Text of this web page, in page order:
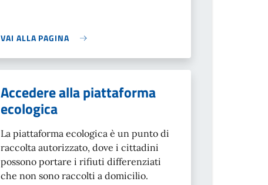
VAI ALLA PAGINA
Accedere alla piattaforma
ecologica
La piattaforma ecologica è un punto di
raccolta autorizzato, dove i cittadini
possono portare i rifiuti differenziati
che non sono raccolti a domicilio.